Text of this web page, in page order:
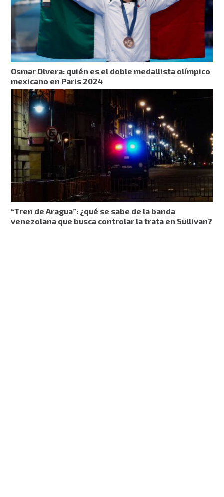
Osmar Olvera: quién es el doble medallista olímpico
mexicano en Paris 2024
“Tren de Aragua”: ¿qué se sabe de la banda
venezolana que busca controlar la trata en Sullivan?